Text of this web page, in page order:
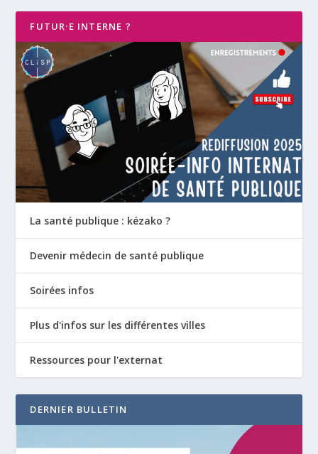
FUTUR·E INTERNE ?
La santé publique : kézako ?
Devenir médecin de santé publique
Soirées infos
Plus d'infos sur les différentes villes
Ressources pour l'externat
DERNIER BULLETIN